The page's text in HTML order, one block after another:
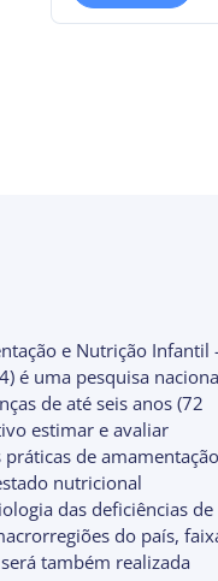
e Nutrição Infantil
é uma pesquisa
de até seis anos (72
estimar e avaliar
de
nutricional
das deficiências de
do país,
também realizada